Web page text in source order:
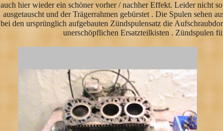
auch hier wieder ein schöner vorher / nachher Effekt. Leider nicht
ausgetauscht und der Trägerrahmen gebürstet . Die Spulen sehen
bei den ursprünglich aufgebauten Zündspulensatz die
unerschöpflichen Ersatzteilkisten . Zündspulen